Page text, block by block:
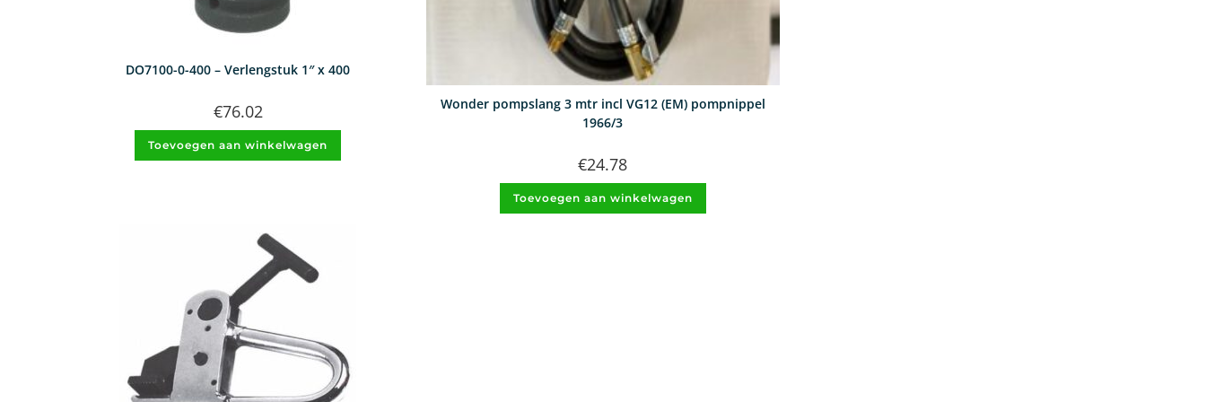
DO7100-0-400 – Verlengstuk 1″ x 400
€76.02
Toevoegen aan winkelwagen
Wonder pompslang 3 mtr incl VG12 (EM) pompnippel
1966/3
€24.78
Toevoegen aan winkelwagen